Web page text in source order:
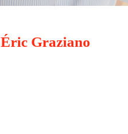
Éric Graziano